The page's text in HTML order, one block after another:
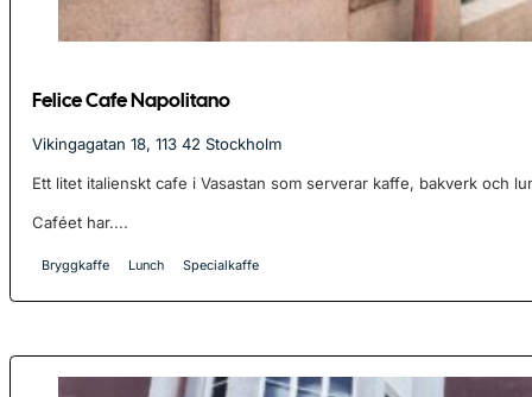
Felice Cafe Napolitano
Vikingagatan 18, 113 42 Stockholm
Ett litet italienskt cafe i Vasastan som serverar kaffe, bakverk och
Caféet har....
Bryggkaffe Lunch Specialkaffe